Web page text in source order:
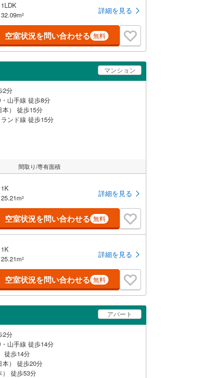
1LDK
32.09m2 詳細を見る
空室状況を問い合わせる 無料
マンション
2分
山手線 徒歩8分
） 徒歩15分
ンド線 徒歩15分
間取り/専有面積
1K
25.21m2 詳細を見る
空室状況を問い合わせる 無料
1K
25.21m2 詳細を見る
空室状況を問い合わせる 無料
アパート
2分
山手線 徒歩14分
徒歩14分
） 徒歩20分
徒歩53分